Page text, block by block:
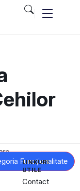
Funcționalitate
LINKURI
UTILE
Contact